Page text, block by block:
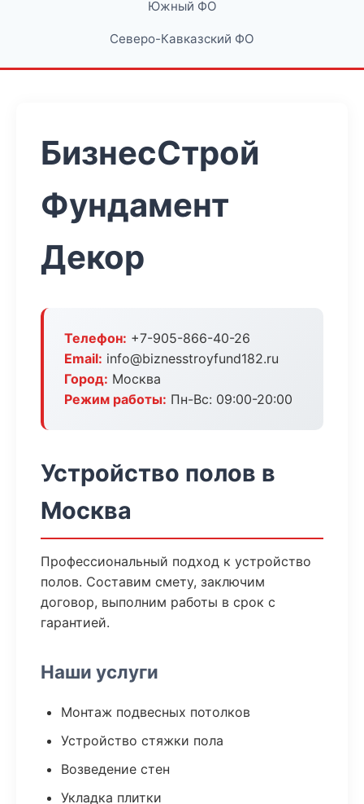
Южный ФО
Северо-Кавказский ФО
БизнесСтрой
Фундамент
Декор
Телефон: +7-905-866-40-26
Email: info@biznesstroyfund182.ru
Город: Москва
Режим работы: Пн-Вс: 09:00-20:00
Устройство полов в
Москва
Профессиональный подход к устройство
полов. Составим смету, заключим
договор, выполним работы в срок с
гарантией.
Наши услуги
Монтаж подвесных потолков
Устройство стяжки пола
Возведение стен
Укладка плитки